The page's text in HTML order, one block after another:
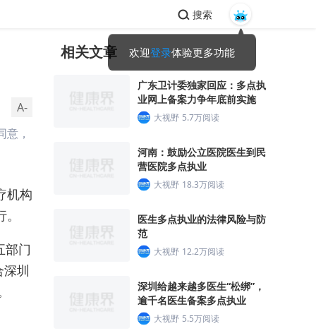
欢迎登录体验更多功能
搜索
A-
，
机构
部门
圳
相关文章
广东卫计委独家回应：多点执
业网上备案力争年底前实施
大视野 5.7万阅读
河南：鼓励公立医院医生到民
营医院多点执业
大视野 18.3万阅读
医生多点执业的法律风险与防
范
大视野 12.2万阅读
深圳给越来越多医生“松绑”，
逾千名医生备案多点执业
大视野 5.5万阅读